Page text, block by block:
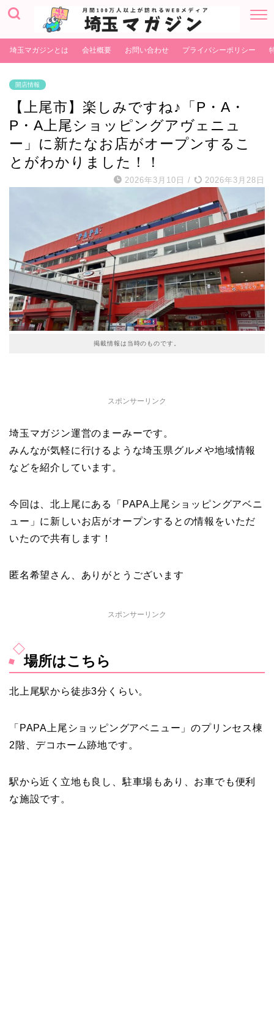
埼玉マガジンとは 会社概要 お問い合わせ プライバシーポリシー
開店情報
【上尾市】楽しみですね♪「P・A・
P・A上尾ショッピングアヴェニュ
ー」に新たなお店がオープンするこ
とがわかりました！！
2026年3月10日 / 2026年3月28日
掲載情報は当時のものです。
スポンサーリンク
埼玉マガジン運営のまーみーです。
みんなが気軽に行けるような埼玉県グルメや地域情報
などを紹介しています。
今回は、北上尾にある「PAPA上尾ショッピングアベニ
ュー」に新しいお店がオープンするとの情報をいただ
いたので共有します！
匿名希望さん、ありがとうございます
スポンサーリンク
場所はこちら
北上尾駅から徒歩3分くらい。
「PAPA上尾ショッピングアベニュー」のプリンセス棟
2階、デコホーム跡地です。
駅から近く立地も良し、駐車場もあり、お車でも便利
な施設です。